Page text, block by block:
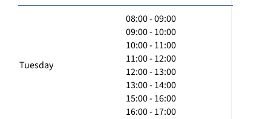
Tuesday
08:00 - 09:00
09:00 - 10:00
10:00 - 11:00
11:00 - 12:00
12:00 - 13:00
13:00 - 14:00
15:00 - 16:00
16:00 - 17:00